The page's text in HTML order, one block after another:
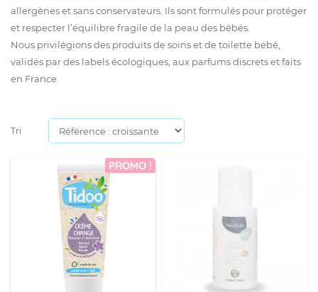
allergènes et sans conservateurs. Ils sont formulés pour protéger
et respecter l’équilibre fragile de la peau des bébés.
Nous privilégions des produits de soins et de toilette bébé,
validés par des labels écologiques, aux parfums discrets et faits
en France.
Tri
PROMO !